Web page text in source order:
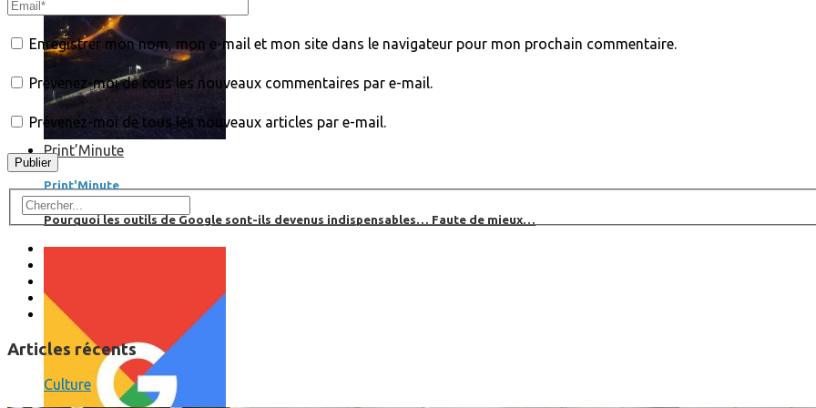
Print’Minute
Print'Minute
Pourquoi les outils de Google sont-ils devenus indispensables… Faute de mieux…
Enregistrer mon nom, mon e-mail et mon site dans le navigateur pour mon prochain commentaire.
Prévenez-moi de tous les nouveaux commentaires par e-mail.
Prévenez-moi de tous les nouveaux articles par e-mail.
Articles récents
Culture